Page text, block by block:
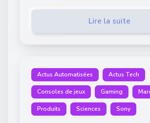
Lire la suite
Actus Automatisées Actus Tech
Consoles de jeux Gaming
Produits Sciences Sony